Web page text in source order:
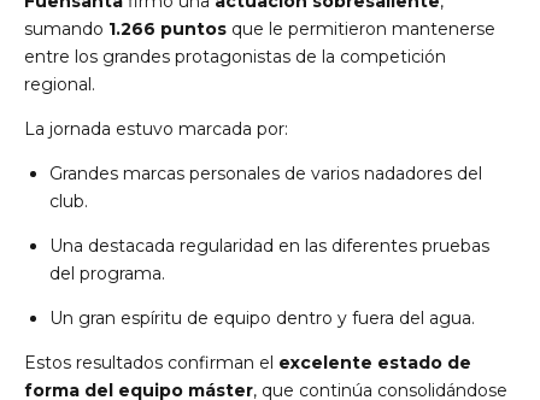
sumando 1.266 puntos que le permitieron mantenerse
entre los grandes protagonistas de la competición
regional.
La jornada estuvo marcada por:
Grandes marcas personales de varios nadadores del
club.
Una destacada regularidad en las diferentes pruebas
del programa.
Un gran espíritu de equipo dentro y fuera del agua.
Estos resultados confirman el excelente estado de
forma del equipo máster, que continúa consolidándose